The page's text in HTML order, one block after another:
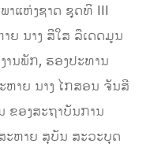
າແຫ່ງຊາດ ຊຸດທີ III
ຍ ນາງ ສີໃສ ລືເດດມູນ
ານພັກ, ຮອງປະທານ
ຫາຍ ນາງ ໄກສອນ ຈັນສີ
ຂອງສະຖາບັນການ
ະຫາຍ ສຸບັນ ສະວະບຸດ